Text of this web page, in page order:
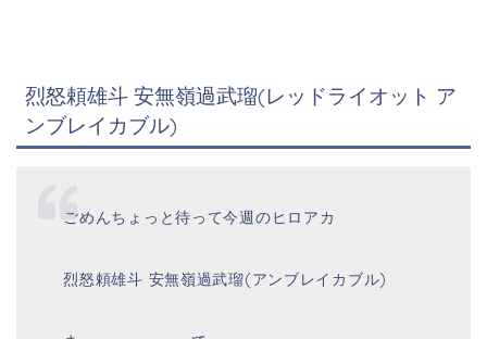
烈怒頼雄斗 安無嶺過武瑠(レッドライオット ア
ンブレイカブル)
ごめんちょっと待って今週のヒロアカ
烈怒頼雄斗 安無嶺過武瑠(アンブレイカブル)